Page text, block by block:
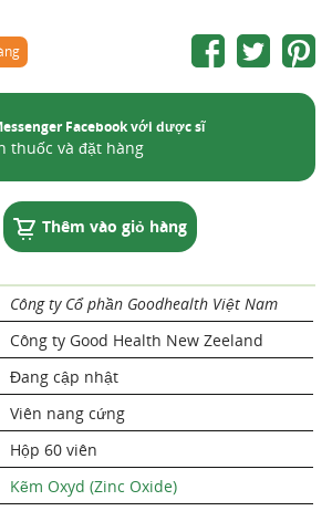
Facebook với dược sĩ
thuốc và đặt hàng
Thêm vào giỏ hàng
Công ty Cổ phần Goodhealth Việt Nam
Công ty Good Health New Zeeland
Đang cập nhật
Viên nang cứng
Hộp 60 viên
Kẽm Oxyd (Zinc Oxide)